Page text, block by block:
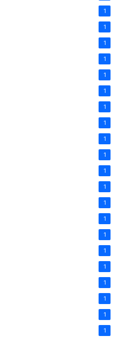
1
1
1
1
1
1
1
1
1
1
1
1
1
1
1
1
1
1
1
1
1